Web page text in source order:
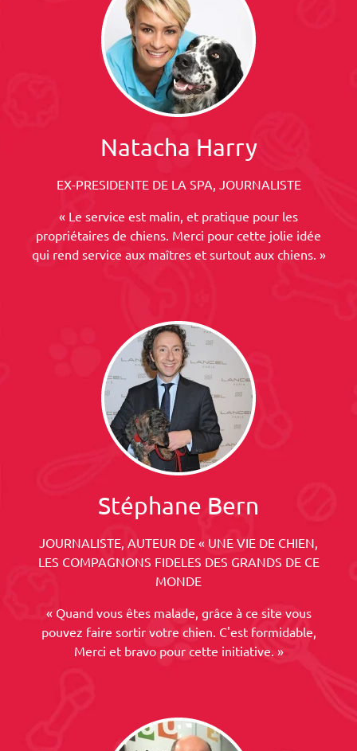
Natacha Harry
EX-PRESIDENTE DE LA SPA, JOURNALISTE
« Le service est malin, et pratique pour les
propriétaires de chiens. Merci pour cette jolie idée
qui rend service aux maîtres et surtout aux chiens. »
Stéphane Bern
JOURNALISTE, AUTEUR DE « UNE VIE DE CHIEN,
LES COMPAGNONS FIDELES DES GRANDS DE CE
MONDE
« Quand vous êtes malade, grâce à ce site vous
pouvez faire sortir votre chien. C'est formidable,
Merci et bravo pour cette initiative. »